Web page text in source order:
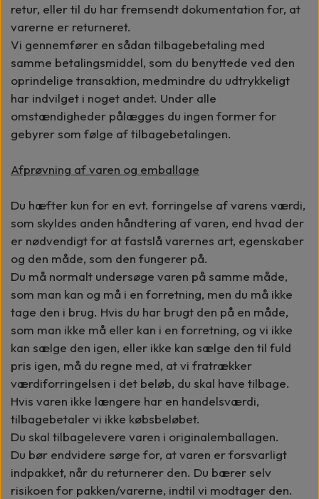
retur, eller til du har fremsendt dokumentation for, at
varerne er returneret.
Vi gennemfører en sådan tilbagebetaling med
samme betalingsmiddel, som du benyttede ved den
oprindelige transaktion, medmindre du udtrykkeligt
har indvilget i noget andet. Under alle
omstændigheder pålægges du ingen former for
gebyrer som følge af tilbagebetalingen.
Afprøvning af varen og emballage
Du hæfter kun for en evt. forringelse af varens værdi,
som skyldes anden håndtering af varen, end hvad der
er nødvendigt for at fastslå varernes art, egenskaber
og den måde, som den fungerer på.
Du må normalt undersøge varen på samme måde,
som man kan og må i en forretning, men du må ikke
tage den i brug. Hvis du har brugt den på en måde,
som man ikke må eller kan i en forretning, og vi ikke
kan sælge den igen, eller ikke kan sælge den til fuld
pris igen, må du regne med, at vi fratrækker
værdiforringelsen i det beløb, du skal have tilbage.
Hvis varen ikke længere har en handelsværdi,
tilbagebetaler vi ikke købsbeløbet.
Du skal tilbagelevere varen i originalemballagen.
Du bør endvidere sørge for, at varen er forsvarligt
indpakket, når du returnerer den. Du bærer selv
risikoen for pakken/varerne, indtil vi modtager den.